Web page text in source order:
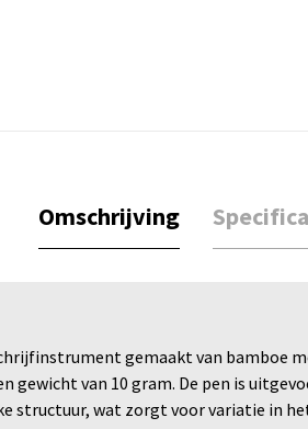
Omschrijving
gemaakt van
gewicht van 10 gram. De pen is
structuur, wat zorgt voor variatie in